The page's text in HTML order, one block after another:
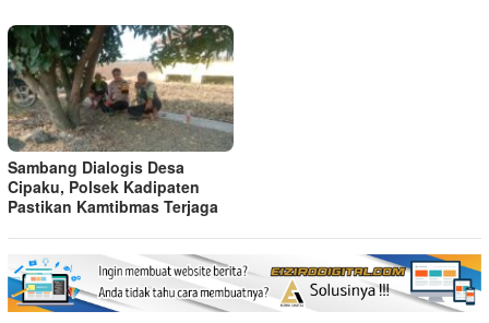
Sambang Dialogis Desa
Cipaku, Polsek Kadipaten
Pastikan Kamtibmas Terjaga